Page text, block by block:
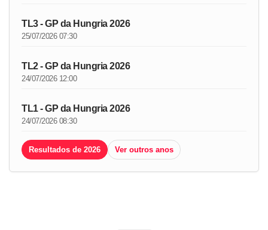
TL3 - GP da Hungria 2026
25/07/2026 07:30
TL2 - GP da Hungria 2026
24/07/2026 12:00
TL1 - GP da Hungria 2026
24/07/2026 08:30
Resultados de 2026 Ver outros anos